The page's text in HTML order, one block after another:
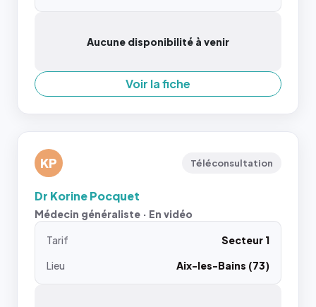
Aucune disponibilité à venir
Voir la fiche
KP Téléconsultation
Dr Korine Pocquet
Médecin généraliste · En vidéo
Tarif
Secteur 1
Lieu
Aix-les-Bains (73)